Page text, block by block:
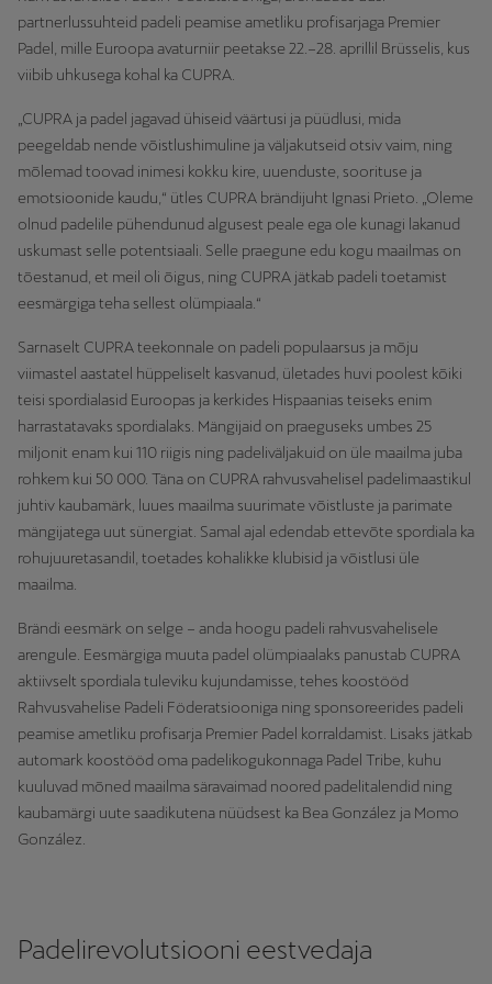
partnerlussuhteid padeli peamise ametliku profisarjaga Premier
Padel, mille Euroopa avaturniir peetakse 22.–28. aprillil Brüsselis, kus
viibib uhkusega kohal ka CUPRA.
„CUPRA ja padel jagavad ühiseid väärtusi ja püüdlusi, mida
peegeldab nende võistlushimuline ja väljakutseid otsiv vaim, ning
mõlemad toovad inimesi kokku kire, uuenduste, soorituse ja
emotsioonide kaudu,“ ütles CUPRA brändijuht Ignasi Prieto. „Oleme
olnud padelile pühendunud algusest peale ega ole kunagi lakanud
uskumast selle potentsiaali. Selle praegune edu kogu maailmas on
tõestanud, et meil oli õigus, ning CUPRA jätkab padeli toetamist
eesmärgiga teha sellest olümpiaala.“
Sarnaselt CUPRA teekonnale on padeli populaarsus ja mõju
viimastel aastatel hüppeliselt kasvanud, ületades huvi poolest kõiki
teisi spordialasid Euroopas ja kerkides Hispaanias teiseks enim
harrastatavaks spordialaks. Mängijaid on praeguseks umbes 25
miljonit enam kui 110 riigis ning padeliväljakuid on üle maailma juba
rohkem kui 50 000. Täna on CUPRA rahvusvahelisel padelimaastikul
juhtiv kaubamärk, luues maailma suurimate võistluste ja parimate
mängijatega uut sünergiat. Samal ajal edendab ettevõte spordiala ka
rohujuuretasandil, toetades kohalikke klubisid ja võistlusi üle
maailma.
Brändi eesmärk on selge – anda hoogu padeli rahvusvahelisele
arengule. Eesmärgiga muuta padel olümpiaalaks panustab CUPRA
aktiivselt spordiala tuleviku kujundamisse, tehes koostööd
Rahvusvahelise Padeli Föderatsiooniga ning sponsoreerides padeli
peamise ametliku profisarja Premier Padel korraldamist. Lisaks jätkab
automark koostööd oma padelikogukonnaga Padel Tribe, kuhu
kuuluvad mõned maailma säravaimad noored padelitalendid ning
kaubamärgi uute saadikutena nüüdsest ka Bea González ja Momo
González.
Padelirevolutsiooni eestvedaja